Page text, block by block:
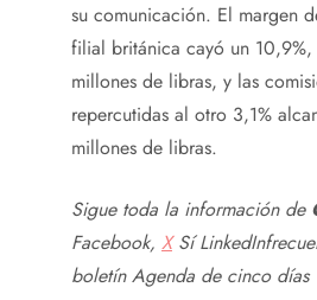
su comunicación. El margen
filial británica cayó un
millones de libras, y las
repercutidas al otro 3,1%
millones de libras.
Sigue toda la información de
Facebook, XSíLinkedIn
boletínAgenda de cinco días